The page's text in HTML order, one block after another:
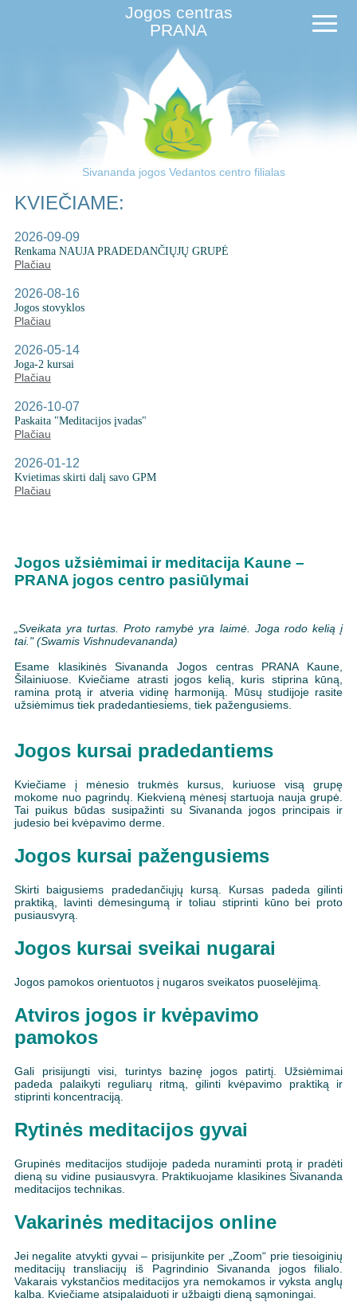
Jogos centras
PRANA
Sivananda jogos Vedantos centro filialas
KVIEČIAME:
2026-09-09
Renkama NAUJA PRADEDANČIŲJŲ GRUPĖ
Plačiau
2026-08-16
Jogos stovyklos
Plačiau
2026-05-14
Joga-2 kursai
Plačiau
2026-10-07
Paskaita "Meditacijos įvadas"
Plačiau
2026-01-12
Kvietimas skirti dalį savo GPM
Plačiau
Jogos užsiėmimai ir meditacija Kaune –
PRANA jogos centro pasiūlymai
„Sveikata yra turtas. Proto ramybė yra laimė. Joga rodo kelią į
tai." (Swamis Vishnudevananda)
Esame klasikinės Sivananda Jogos centras PRANA Kaune,
Šilainiuose. Kviečiame atrasti jogos kelią, kuris stiprina kūną,
ramina protą ir atveria vidinę harmoniją. Mūsų studijoje rasite
užsiėmimus tiek pradedantiesiems, tiek pažengusiems.
Jogos kursai pradedantiems
Kviečiame į mėnesio trukmės kursus, kuriuose visą grupę
mokome nuo pagrindų. Kiekvieną mėnesį startuoja nauja grupė.
Tai puikus būdas susipažinti su Sivananda jogos principais ir
judesio bei kvėpavimo derme.
Jogos kursai pažengusiems
Skirti baigusiems pradedančiųjų kursą. Kursas padeda gilinti
praktiką, lavinti dėmesingumą ir toliau stiprinti kūno bei proto
pusiausvyrą.
Jogos kursai sveikai nugarai
Jogos pamokos orientuotos į nugaros sveikatos puoselėjimą.
Atviros jogos ir kvėpavimo
pamokos
Gali prisijungti visi, turintys bazinę jogos patirtį. Užsiėmimai
padeda palaikyti reguliarų ritmą, gilinti kvėpavimo praktiką ir
stiprinti koncentraciją.
Rytinės meditacijos gyvai
Grupinės meditacijos studijoje padeda nuraminti protą ir pradėti
dieną su vidine pusiausvyra. Praktikuojame klasikines Sivananda
meditacijos technikas.
Vakarinės meditacijos online
Jei negalite atvykti gyvai – prisijunkite per „Zoom“ prie tiesoiginių
meditacijų transliacijų iš Pagrindinio Sivananda jogos filialo.
Vakarais vykstančios meditacijos yra nemokamos ir vyksta anglų
kalba. Kviečiame atsipalaiduoti ir užbaigti dieną sąmoningai.